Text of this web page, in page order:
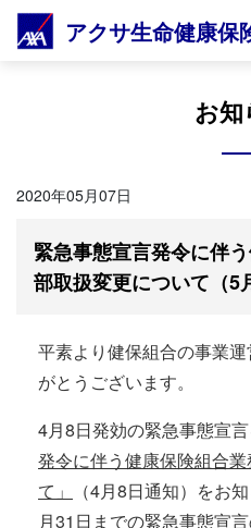
Skip
アクサ生命健康保
お
2020年05月07日
緊急事態宣言発令に伴
部取扱変更について（5
平素より健保組合の事業
がとうございます。
4月8日発効の緊急事態宣
発令に伴う健康保険組合
て」
（4月8日通知）をお
月31日までの緊急事態宣